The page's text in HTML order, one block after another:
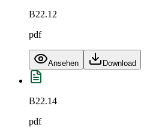
B22.12
pdf
Ansehen Download
B22.14
pdf